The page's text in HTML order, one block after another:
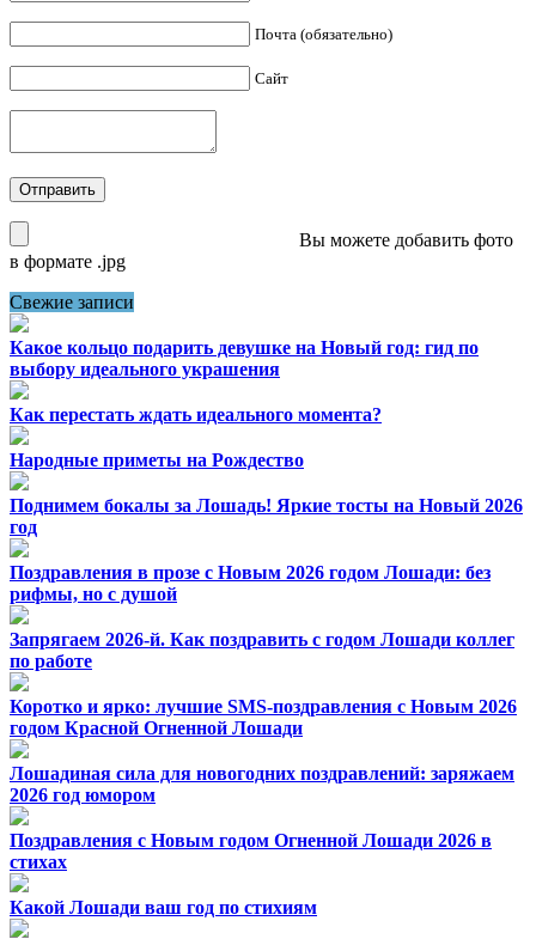
Почта (обязательно)
Сайт
Вы можете добавить фото
в формате .jpg
Свежие записи
Какое кольцо подарить девушке на Новый год: гид по
выбору идеального украшения
Как перестать ждать идеального момента?
Народные приметы на Рождество
Поднимем бокалы за Лошадь! Яркие тосты на Новый 2026
год
Поздравления в прозе с Новым 2026 годом Лошади: без
рифмы, но с душой
Запрягаем 2026-й. Как поздравить с годом Лошади коллег
по работе
Коротко и ярко: лучшие SMS-поздравления с Новым 2026
годом Красной Огненной Лошади
Лошадиная сила для новогодних поздравлений: заряжаем
2026 год юмором
Поздравления с Новым годом Огненной Лошади 2026 в
стихах
Какой Лошади ваш год по стихиям